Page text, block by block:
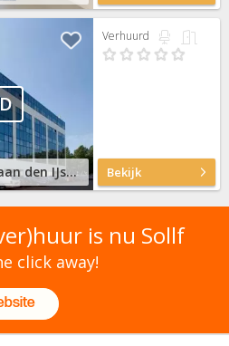
Rietbaan 40-42, Capelle aan den IJssel
Verhuurd
Bekijk
is nu Sollf
click away!